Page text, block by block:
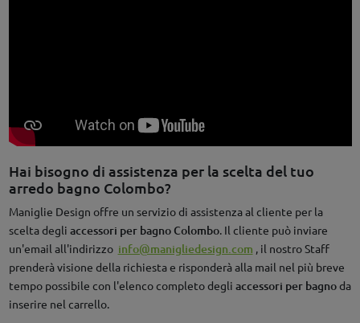
Hai bisogno di assistenza per la scelta del tuo
arredo bagno Colombo?
Maniglie Design offre un servizio di assistenza al cliente per la
scelta degli accessori per bagno Colombo. Il cliente può inviare
un'email all'indirizzo info@manigliedesign.com
, il nostro Staff
prenderà visione della richiesta e risponderà alla mail nel più breve
tempo possibile con l'elenco completo degli accessori per bagnoda
inserire nel carrello.